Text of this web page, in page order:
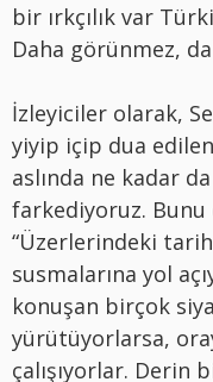
bir ırkçılık var
Daha görünmez,
İzleyiciler olarak,
yiyip içip dua
aslında ne kadar
farkediyoruz. Bunu
“Üzerlerindeki
susmalarına yol
konuşan birçok
yürütüyorlarsa,
çalışıyorlar. Derin